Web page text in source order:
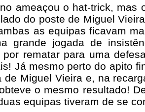
ameaçou o hat-trick, mas
do poste de Miguel
as equipas ficavam
grande jogada de
por rematar para uma
Já mesmo perto do apito
de Miguel Vieira e, na
o mesmo resultado!
equipas tiveram de se